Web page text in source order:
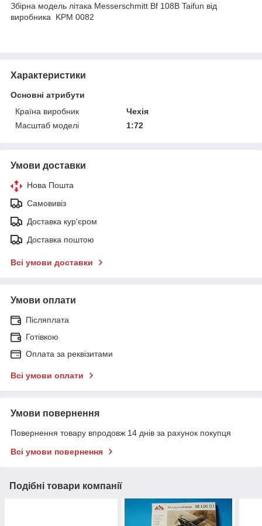
Збірна модель літака Messerschmitt Bf 108B Taifun від
виробника KPM 0082
Характеристики
Основні атрибути
Країна виробник
Чехія
Масштаб моделі
1:72
Умови доставки
Нова Пошта
Самовивіз
Доставка кур'єром
Доставка поштою
Всі умови доставки
Умови оплати
Післяплата
Готівкою
Оплата за реквізитами
Всі умови оплати
Умови повернення
Повернення товару впродовж 14 днів за рахунок покупця
Всі умови повернення
Подібні товари компанії